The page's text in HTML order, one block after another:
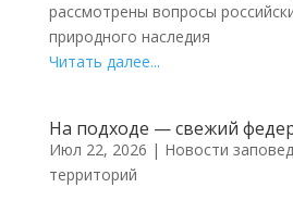
рассмотрены вопросы
природного наследия
Читать далее...
На подходе — свежий
Июл 22, 2026 | Новости
территорий